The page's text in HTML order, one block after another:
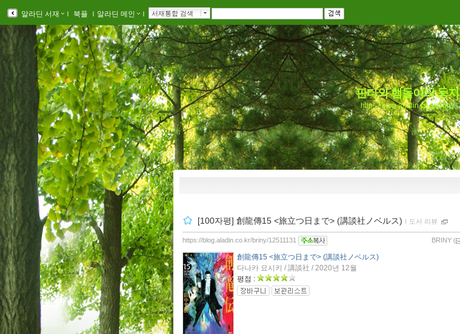
알라딘 서재 ｌ 북플 ｌ 알라딘 메인 ｌ 서재통합 검색
판다와 햄돌이의 둥지
https://blog.aladin.co.kr/briny
[100자평] 創龍傳15 <旅立つ日まで> (講談社ノベルス) ｌ 도서 리뷰
BRINY (
https://blog.aladin.co.kr/briny/12511131
創龍傳15 <旅立つ日まで> (講談社ノベルス)
다나카 요시키 / 講談社 / 2020년 12월
평점 :